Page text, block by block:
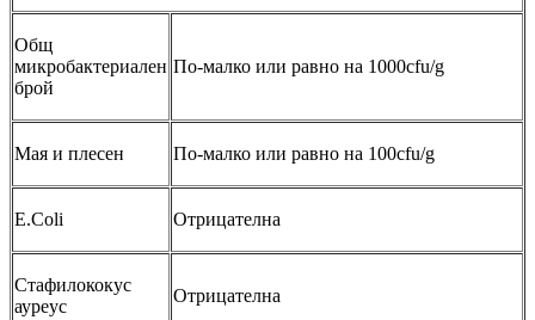
Общ
микробактериален
брой
По-малко или равно на 1000cfu/g
Мая и плесен По-малко или равно на 100cfu/g
E.Coli Отрицателна
Стафилококус
ауреус
Отрицателна